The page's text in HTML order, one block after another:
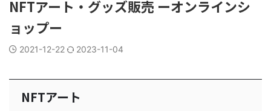
NFTアート・グッズ販売 ーオンラインシ
ョップー
2021-12-22 2023-11-04
NFTアート